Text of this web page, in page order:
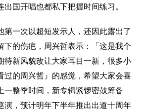
国开唱也都私下把握时间练习。
一次以超短发示人，还因此露出了
下的伤疤，周兴哲表示：「这是我个
待新风貌改让大家耳目一新，很多小
过的周兴哲』的感觉，希望大家会喜
一整季时间，新专辑紧锣密鼓筹备
演，预计明年下半年推出出道十周年